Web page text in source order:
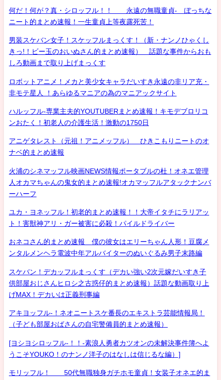
何だ！何が？真・シロッフル！！ 永遠の無職童貞- ぼっちな
ニート的まとめ速報！一生童貞上等夜露死苦！
男装スケバン女子！スケッフルまっくす！（新・ナンノひゃくし
きっ!！ビー玉のおいぬさん的まとめ速報） 話題な事件からおも
しろ動画まで取り上げまっくす
ロボットアニメ！メカと美少女キャラだいすき永遠の非リア充・
非モテ星人 ！あらゆるマニアの為のマニアックサイト
ハルッフル-専業主夫的YOUTUBERまとめ速報！キモデブロリコ
ンおたく！初老人の介護生活！激動の1750日
アニゲタレスト（元祖！アニメッフル） ひきこもりニートのオ
ナベ的まとめ速報
火浦のシネマッフル映画NEWS情報ポータブルの杜！オネエ管理
人オカマちゃんの鬼女的まとめ速報!オカマッフルアタックナンバ
ーハーフ
ユカ・ヨネッフル！初老的まとめ速報！！大帝イタチにラリアッ
ト！害獣神アリ・ガー被害に必殺！パイルドライバー
おネコさん的まとめ速報 僕の彼女はエリーちゃん人形！豆腐メ
ンタルメンヘラ電波中年アルバイターのぬいぐるみ男子末路編
スケバン！デカッフルまっくす（デカい強い2次元嫁だいすき子
供部屋おじさんヒロシ之古惑仔的まとめ速報）話題な動画取り上
げMAX！デカいは正義刑事編
アキヨッフル-！ネオニートスケ番長のエキストラ芸能情報局！
（子ども部屋おばさんの自宅警備員的まとめ速報）
[ヨシヨシロッフル-！！-素浪人勇者カツオンの未解決事件簿へよ
うこそYOUKO！のナンノ洋子のはなしは信じるな編）]
モリッフル！ 50代無職独身ガチホモ童貞！女装子オネエ的ま